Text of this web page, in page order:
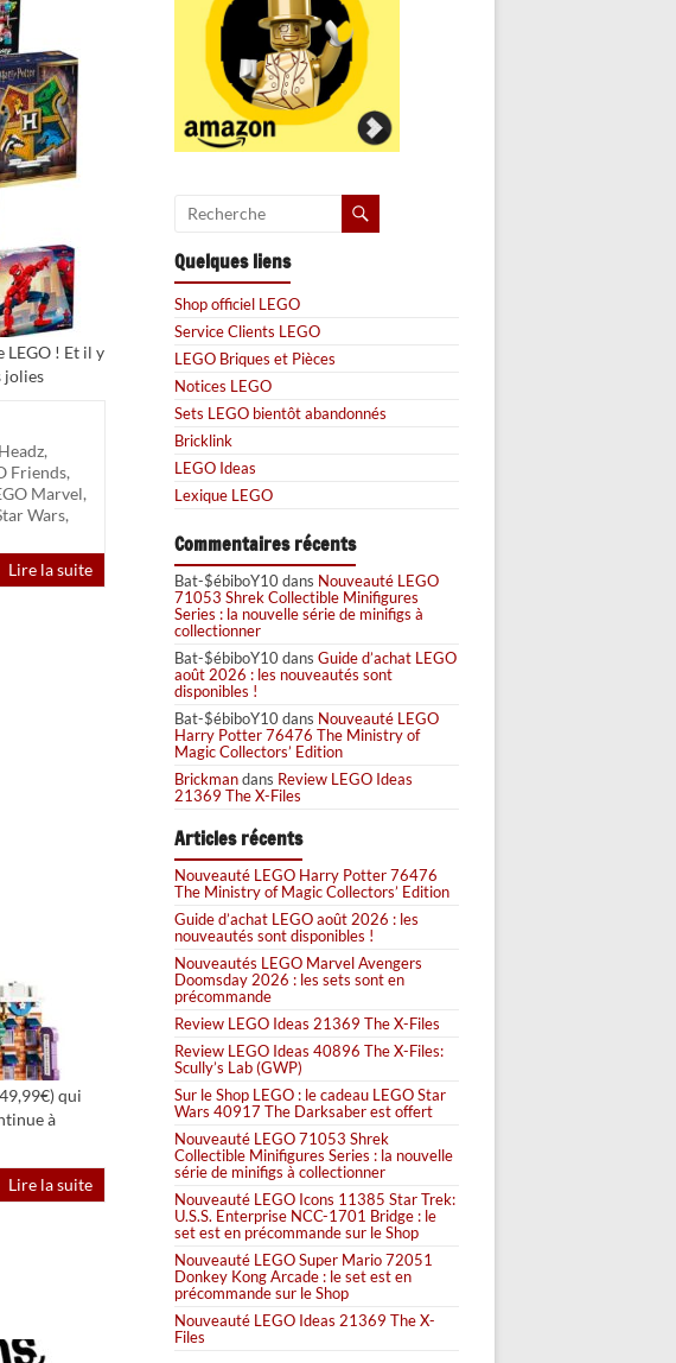
LEGO ! Et il y
jolies
,
Friends,
Marvel,
Wars,
Lire la suite
qui
à
Lire la suite
Quelques liens
Shop officiel LEGO
Service Clients LEGO
LEGO Briques et Pièces
Notices LEGO
Sets LEGO bientôt abandonnés
Bricklink
LEGO Ideas
Lexique LEGO
Commentaires récents
Bat-$ébiboY10dans Nouveauté LEGO
71053 Shrek Collectible Minifigures
Series : la nouvelle série de minifigs à
collectionner
Bat-$ébiboY10dans Guide d’achat LEGO
août 2026 : les nouveautés sont
disponibles !
Bat-$ébiboY10dans Nouveauté LEGO
Harry Potter 76476 The Ministry of
Magic Collectors’ Edition
Brickmandans Review LEGO Ideas
21369 The X-Files
Articles récents
Nouveauté LEGO Harry Potter 76476
The Ministry of Magic Collectors’ Edition
Guide d’achat LEGO août 2026 : les
nouveautés sont disponibles !
Nouveautés LEGO Marvel Avengers
Doomsday 2026 : les sets sont en
précommande
Review LEGO Ideas 21369 The X-Files
Review LEGO Ideas 40896 The X-Files:
Scully’s Lab (GWP)
Sur le Shop LEGO : le cadeau LEGO Star
Wars 40917 The Darksaber est offert
Nouveauté LEGO 71053 Shrek
Collectible Minifigures Series : la nouvelle
série de minifigs à collectionner
Nouveauté LEGO Icons 11385 Star Trek:
U.S.S. Enterprise NCC-1701 Bridge : le
set est en précommande sur le Shop
Nouveauté LEGO Super Mario 72051
Donkey Kong Arcade : le set est en
précommande sur le Shop
Nouveauté LEGO Ideas 21369 The X-
Files